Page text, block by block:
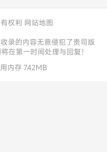
权利 网站地图
录的内容无意侵犯了贵司版
在第一时间处理与回复！
内存 7.42MB